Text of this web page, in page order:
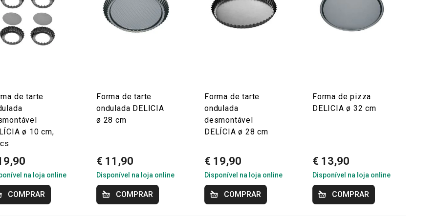
de tarte
ø 10 cm,
na loja online
COMPRAR
Forma de tarte
ondulada DELICIA
ø 28 cm
€ 11,90
Disponível na loja online
COMPRAR
Forma de tarte
ondulada
desmontável
DELÍCIA ø 28 cm
€ 19,90
Disponível na loja online
COMPRAR
Forma de pizza
DELICIA ø 32 cm
€ 13,90
Disponível na loja online
COMPRAR